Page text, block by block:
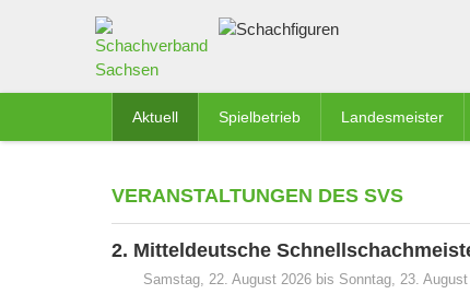
Aktuell Spielbetrieb Landesmeister
VERANSTALTUNGEN DES SVS
2. Mitteldeutsche
Samstag, 22. August 2026 bis Sonntag, 23.